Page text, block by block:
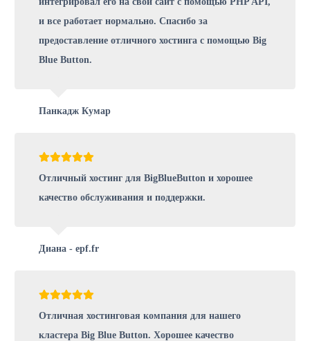
и все работает нормально. Спасибо за
предоставление отличного хостинга с помощью Big
Blue Button.
Панкадж Кумар
Отличный хостинг для BigBlueButton и хорошее
качество обслуживания и поддержки.
Диана - epf.fr
Отличная хостинговая компания для нашего
кластера Big Blue Button. Хорошее качество